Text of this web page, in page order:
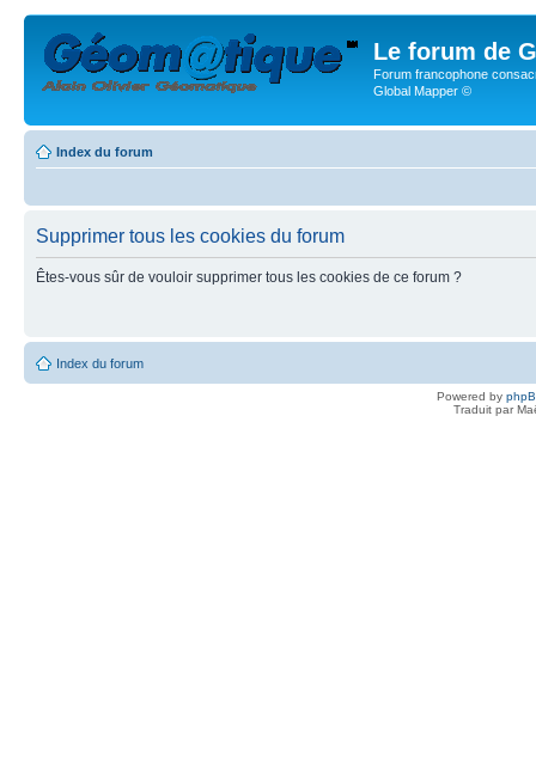
Le forum de
Forum francophone
Global Mapper ©
Index du forum
Supprimer tous les cookies du forum
Êtes-vous sûr de vouloir supprimer tous les cookies de ce forum ?
Index du forum
Powered by
Traduit par